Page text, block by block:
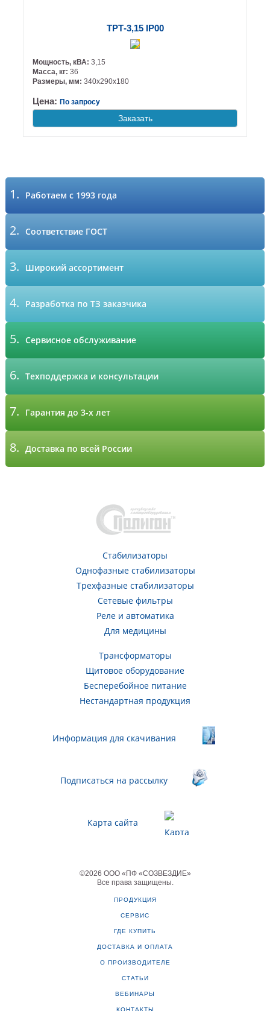
ТРТ-3,15 IP00
Мощность, кВА: 3,15
Масса, кг: 36
Размеры, мм: 340х290х180
Цена: По запросу
Заказать
1. Работаем с 1993 года
2. Соответствие ГОСТ
3. Широкий ассортимент
4. Разработка по ТЗ заказчика
5. Сервисное обслуживание
6. Техподдержка и консультации
7. Гарантия до 3-х лет
8. Доставка по всей России
Стабилизаторы
Однофазные стабилизаторы
Трехфазные стабилизаторы
Сетевые фильтры
Реле и автоматика
Для медицины
Трансформаторы
Щитовое оборудование
Бесперебойное питание
Нестандартная продукция
Информация для скачивания
Подписаться на рассылку
Карта сайта
©2026 ООО «ПФ «СОЗВЕЗДИЕ»
Все права защищены.
ПРОДУКЦИЯ
СЕРВИС
ГДЕ КУПИТЬ
ДОСТАВКА И ОПЛАТА
О ПРОИЗВОДИТЕЛЕ
СТАТЬИ
ВЕБИНАРЫ
КОНТАКТЫ